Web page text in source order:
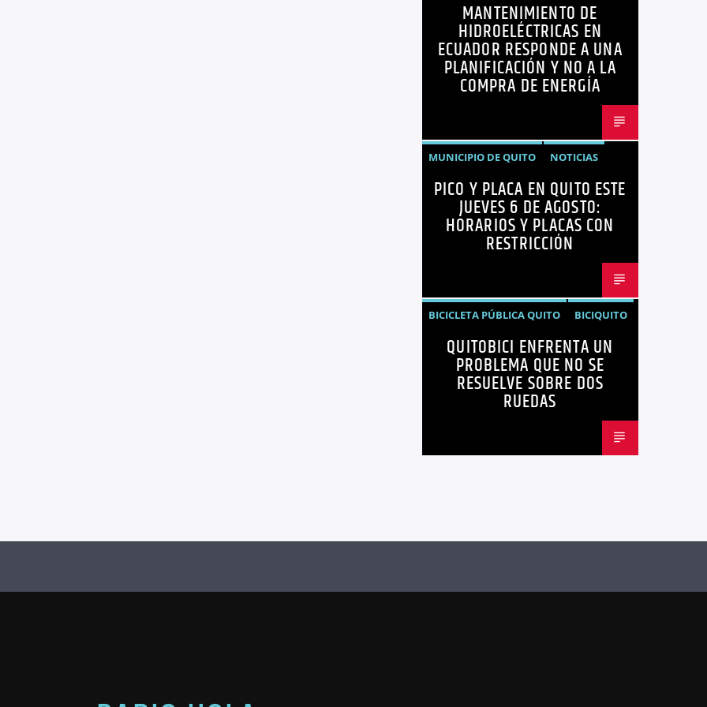
ENERGÍA
HIDROELÉCTRICAS
NOTICIAS
MANTENIMIENTO DE
HIDROELÉCTRICAS EN
ECUADOR RESPONDE A UNA
PLANIFICACIÓN Y NO A LA
COMPRA DE ENERGÍA
MUNICIPIO DE QUITO
NOTICIAS
PICO Y PLACA
QUITO
PICO Y PLACA EN QUITO ESTE
JUEVES 6 DE AGOSTO:
HORARIOS Y PLACAS CON
RESTRICCIÓN
BICICLETA PÚBLICA QUITO
BICIQUITO
CICLOVÍAS QUITO
EDITORIAL
METRO DE QUITO BICICLETA
MOVILIDAD ACTIVA QUITO
NOTICIAS
QUITOBICI ENFRENTA UN
PROBLEMA QUE NO SE
RESUELVE SOBRE DOS
RUEDAS